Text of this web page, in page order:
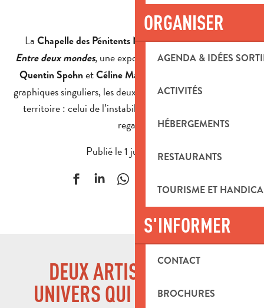
ORGANISER
AGENDA & IDÉES
ACTIVITÉS
HÉBERGEMENTS
RESTAURANTS
TOURISME ET
S'INFORMER
CONTACT
BROCHURES
La Chapelle des Pénitents Noirsà Aubagne accueille
Entre deux mondes, une exposition réunissant les artistes
Quentin SpohnetCéline Marin
graphiques singuliers, les deux artistes explorent un même
territoire : celui de l’instabilité, de la perception et du
regard.
Publié le 1 juillet 2026
Ajouter aux
DEUX ARTISTES, DEUX
UNIVERS QUI DIALOGUENT